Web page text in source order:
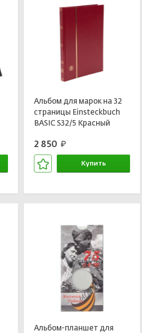
Альбом для марок на 32
страницы Einsteckbuch
BASIC S32/5 Красный
2 850 руб.
Купить
Альбом-планшет для